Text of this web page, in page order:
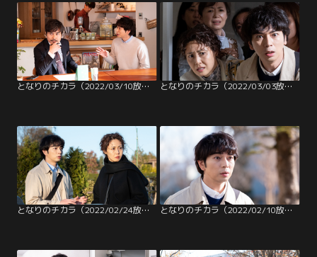
となりのチカラ（2022/03/10放送分）第06話 となりのチカラ（2022/03/03放送分）第05話
となりのチカラ（2022/02/24放送分）第04話 となりのチカラ（2022/02/10放送分）第03話